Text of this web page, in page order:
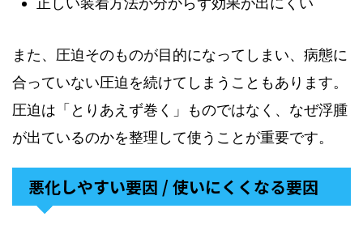
また、圧迫そのものが目的になってしまい、病態に
合っていない圧迫を続けてしまうこともあります。
圧迫は「とりあえず巻く」ものではなく、なぜ浮腫
が出ているのかを整理して使うことが重要です。
悪化しやすい要因 / 使いにくくなる要因